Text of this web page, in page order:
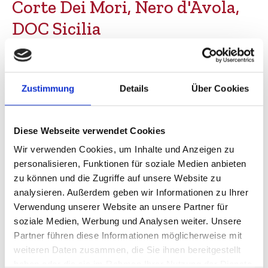
Zustimmung Details Über Cookies
Diese Webseite verwendet Cookies
Wir verwenden Cookies, um Inhalte und Anzeigen zu
personalisieren, Funktionen für soziale Medien anbieten
zu können und die Zugriffe auf unsere Website zu
analysieren. Außerdem geben wir Informationen zu Ihrer
Verwendung unserer Website an unsere Partner für
soziale Medien, Werbung und Analysen weiter. Unsere
Partner führen diese Informationen möglicherweise mit
weiteren Daten zusammen, die Sie ihnen bereitgestellt
Corte Dei Mori, Nero d'Avola,
DOC Sicilia
Rotwein, Italien, trocken
Durchschnittliche Bewertung von 3.78 von 5 Sternen
Bis5 6,80 € 9,07 € / 1 Liter
Bis 11 6,55 € 8,73 € / 1 Liter
Ab 12 5,99 € 7,99 € / 1 Liter
0.75 Liter
inkl. MwSt.zzgl. Versandkosten
Versandfertig in 1 Tag, Lieferzeit 1-3 Werktage